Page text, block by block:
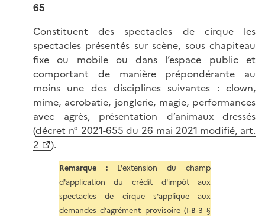
65
Constituent des spectacles de cirque les
spectacles présentés sur scène, sous chapiteau
fixe ou mobile ou dans l’espace public et
comportant de manière prépondérante au
moins une des disciplines suivantes : clown,
mime, acrobatie, jonglerie, magie, performances
avec agrès, présentation d’animaux dressés
(décret n° 2021-655 du 26 mai 2021 modifié, art.
2
).
Remarque :L'extension du champ
d'application du crédit d'impôt aux
spectacles de cirque s'applique aux
demandes d'agrément provisoire (I-B-3 §